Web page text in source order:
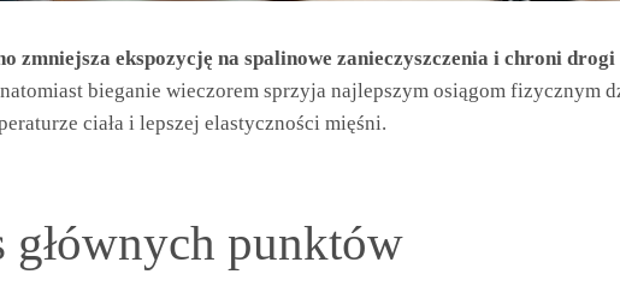
zmniejsza ekspozycję na spalinowe zanieczyszczenia i chroni drogi
natomiast bieganie wieczorem sprzyja najlepszym osiągom fizycznym
ciała i lepszej elastyczności mięśni.
głównych punktów